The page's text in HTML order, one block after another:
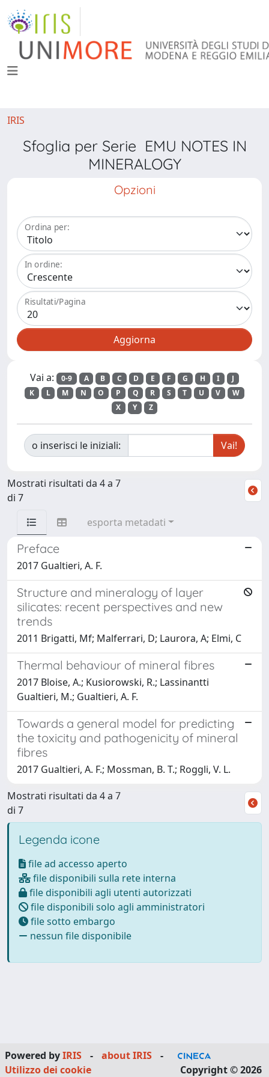
IRIS
Sfoglia per Serie EMU NOTES IN
MINERALOGY
Opzioni
Ordina per:
In ordine:
Risultati/Pagina
Vai a: 0-9 A B C D E F G H I
J
K
L M N O P Q R S T U V
W
X
Y Z
o inserisci le iniziali:
Mostrati risultati da 4 a 7
di 7
esporta metadati
Preface
2017 Gualtieri, A. F.
Structure and mineralogy of layer
silicates: recent perspectives and new
trends
2011 Brigatti, Mf; Malferrari, D; Laurora, A; Elmi, C
Thermal behaviour of mineral fibres
2017 Bloise, A.; Kusiorowski, R.; Lassinantti
Gualtieri, M.; Gualtieri, A. F.
Towards a general model for predicting
the toxicity and pathogenicity of mineral
fibres
2017 Gualtieri, A. F.; Mossman, B. T.; Roggli, V. L.
Mostrati risultati da 4 a 7
di 7
Legenda icone
file ad accesso aperto
file disponibili sulla rete interna
file disponibili agli utenti autorizzati
file disponibili solo agli amministratori
file sotto embargo
nessun file disponibile
Powered byIRIS - about IRIS
-
Utilizzo dei cookie
Copyright © 2026